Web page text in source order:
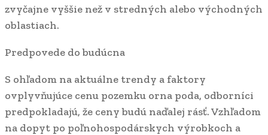
zvyčajne vyššie než v stredných alebo východných
oblastiach.
Predpovede do budúcna
S ohľadom na aktuálne trendy a faktory
ovplyvňujúce cenu pozemku orna poda, odborníci
predpokladajú, že ceny budú naďalej rásť. Vzhľadom
na dopyt po poľnohospodárskych výrobkoch a